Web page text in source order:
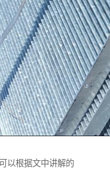
以根据文中讲解的